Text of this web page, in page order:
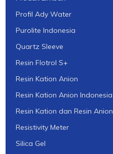
Profil Ady Water
Purolite Indonesia
Quartz Sleeve
Resin Flotrol S+
Resin Kation Anion
Resin Kation Anion Indonesia
Resin Kation dan Resin Anion
Resistivity Meter
Silica Gel